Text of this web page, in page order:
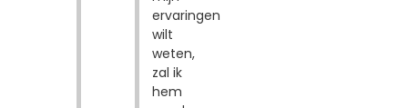
ervaringen
wilt
weten,
zal ik
hem